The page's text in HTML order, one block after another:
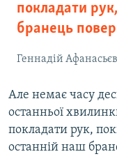
покладати
бранець
Геннадій Афанасьєв
Але немає часу
останньої
покладати рук,
останній наш